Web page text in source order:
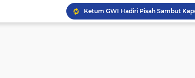
Ketum GWI Hadiri Pisah Sambut
Mahasiswa Banten Dan Amon